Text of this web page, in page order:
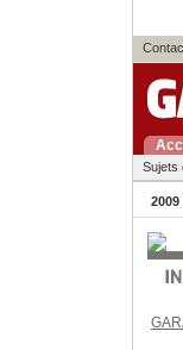
Sujets